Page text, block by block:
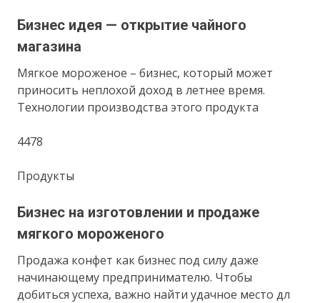
Бизнес идея — открытие чайного
магазина
Мягкое мороженое – бизнес, который может
приносить неплохой доход в летнее время.
Технологии производства этого продукта
4478
Продукты
Бизнес на изготовлении и продаже
мягкого мороженого
Продажа конфет как бизнес под силу даже
начинающему предпринимателю. Чтобы
добиться успеха, важно найти удачное место дл